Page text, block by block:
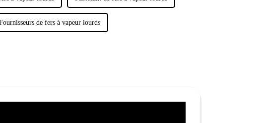
de fers à vapeur lourds